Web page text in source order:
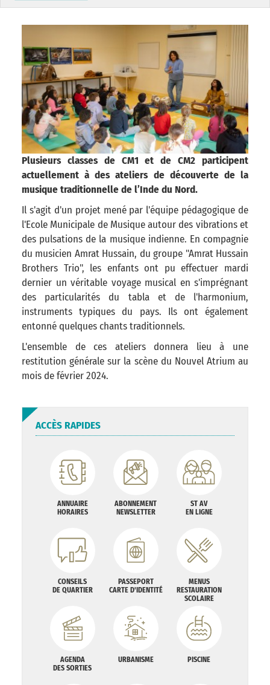
Plusieurs classes de CM1 et de CM2 participent
actuellement à des ateliers de découverte de la
musique traditionnelle de l’Inde du Nord.
Il s'agit d'un projet mené par l'équipe pédagogique de
l'Ecole Municipale de Musique autour des vibrations et
des pulsations de la musique indienne. En compagnie
du musicien Amrat Hussain, du groupe "Amrat Hussain
Brothers Trio", les enfants ont pu effectuer mardi
dernier un véritable voyage musical en s'imprégnant
des particularités du tabla et de l'harmonium,
instruments typiques du pays. Ils ont également
entonné quelques chants traditionnels.
L'ensemble de ces ateliers donnera lieu à une
restitution générale sur la scène du Nouvel Atrium au
mois de février 2024.
ACCÈS RAPIDES
ANNUAIRE
HORAIRES
ABONNEMENT
NEWSLETTER
ST AV
EN LIGNE
CONSEILS
DE QUARTIER
PASSEPORT
CARTE D'IDENTITÉ
MENUS
RESTAURATION
SCOLAIRE
AGENDA
DES SORTIES
URBANISME PISCINE